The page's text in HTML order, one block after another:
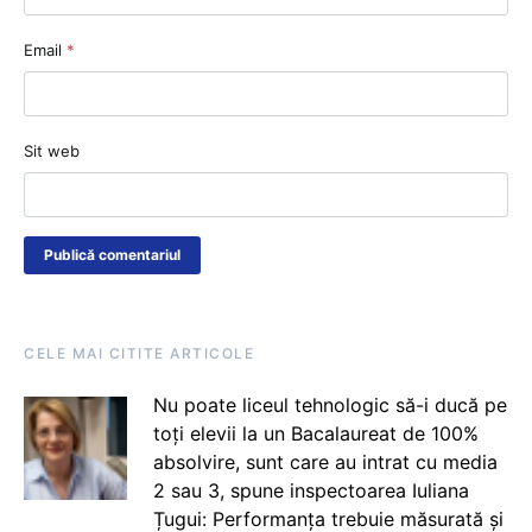
Email *
Sit web
CELE MAI CITITE ARTICOLE
Nu poate liceul tehnologic să-i ducă pe
toți elevii la un Bacalaureat de 100%
absolvire, sunt care au intrat cu media
2 sau 3, spune inspectoarea Iuliana
Țugui: Performanța trebuie măsurată și